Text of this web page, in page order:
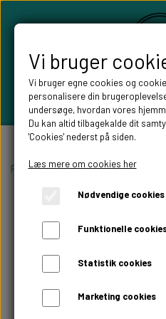
DÅBSGAVER/
SKILTE TIL
WILLOW
WILLOW TREE
Forside Personlige gaver
Vi bruger
Vi bruger egne cookies og
personalisere din
undersøge, hvordan vores
Du kan altid tilbagekalde dit
'Cookies' nederst på siden.
Læs mere om cookies her
Nødvendige cookies
Funktionelle
Statistik cookies
Marketing cookies